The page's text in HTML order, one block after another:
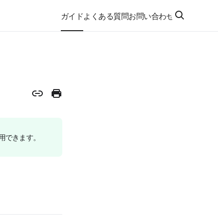
ガイドよくある質問お問い合わせ
きます。